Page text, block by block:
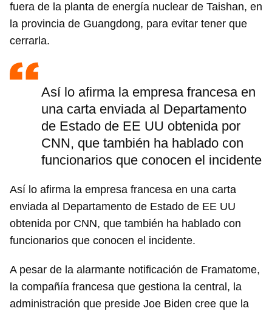
fuera de la planta de energía nuclear de Taishan, en
la provincia de Guangdong, para evitar tener que
cerrarla.
Así lo afirma la empresa francesa en
una carta enviada al Departamento
de Estado de EE UU obtenida por
CNN, que también ha hablado con
funcionarios que conocen el incidente
Así lo afirma la empresa francesa en una carta
enviada al Departamento de Estado de EE UU
obtenida por CNN, que también ha hablado con
funcionarios que conocen el incidente.
A pesar de la alarmante notificación de Framatome,
la compañía francesa que gestiona la central, la
administración que preside Joe Biden cree que la